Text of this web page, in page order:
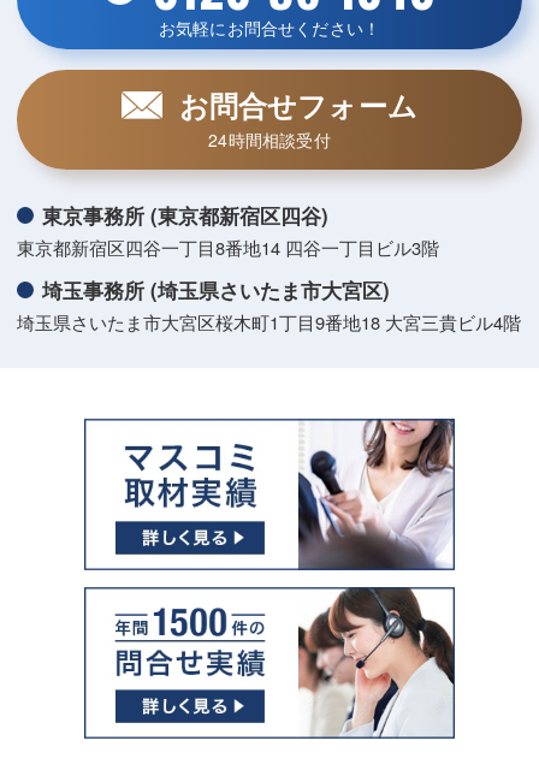
お気軽にお問合せください！
お問合せフォーム
24時間相談受付
東京事務所 (東京都新宿区四谷)
東京都新宿区四谷一丁目8番地14 四谷一丁目ビル3階
埼玉事務所 (埼玉県さいたま市大宮区)
埼玉県さいたま市大宮区桜木町1丁目9番地18 大宮三貴ビル4階